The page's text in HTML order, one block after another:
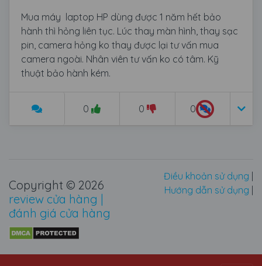
Mua máy laptop HP dùng được 1 năm hết bảo
hành thì hỏng liên tục. Lúc thay màn hình, thay sạc
pin, camera hỏng ko thay được lại tư vấn mua
camera ngoài. Nhân viên tư vấn ko có tâm. Kỹ
thuật bảo hành kém.
0 0 0
Copyright © 2026
review cửa hàng |
đánh giá cửa hàng
Điều khoản sử dụng
Hướng dẫn sử dụng